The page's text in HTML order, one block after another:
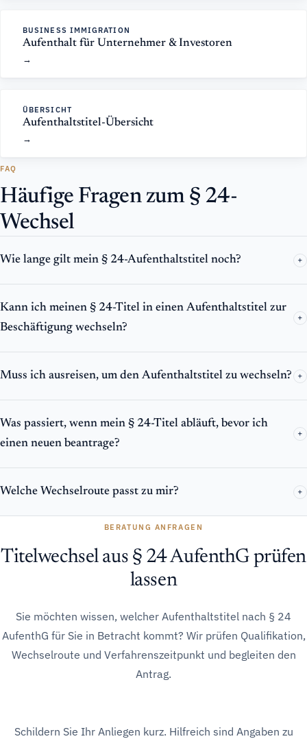
BUSINESS IMMIGRATION
Aufenthalt für Unternehmer & Investoren
ÜBERSICHT
Aufenthaltstitel-Übersicht
FAQ
Häufige Fragen zum § 24-
Wechsel
Wie lange gilt mein § 24-Aufenthaltstitel noch? +
Kann ich meinen § 24-Titel in einen Aufenthaltstitel zur
Beschäftigung wechseln?
+
Muss ich ausreisen, um den Aufenthaltstitel zu wechseln? +
Was passiert, wenn mein § 24-Titel abläuft, bevor ich
einen neuen beantrage?
+
Welche Wechselroute passt zu mir? +
BERATUNG ANFRAGEN
Titelwechsel aus § 24 AufenthG prüfen
lassen
Sie möchten wissen, welcher Aufenthaltstitel nach § 24
AufenthG für Sie in Betracht kommt? Wir prüfen Qualifikation,
Wechselroute und Verfahrenszeitpunkt und begleiten den
Antrag.
Schildern Sie Ihr Anliegen kurz. Hilfreich sind Angaben zu